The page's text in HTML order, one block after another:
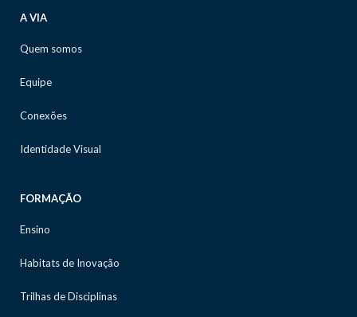
A VIA
Quem somos
Equipe
Conexões
Identidade Visual
FORMAÇÃO
Ensino
Habitats de Inovação
Trilhas de Disciplinas